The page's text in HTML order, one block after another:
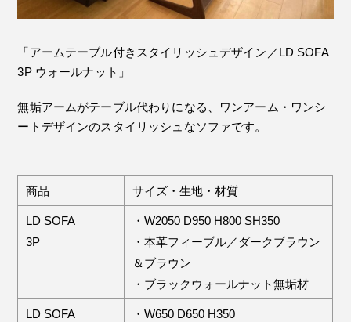
「アームテーブル付きスタイリッシュデザイン／LD SOFA
3P ウォールナット」
無垢アームがテーブル代わりになる、ワンアーム・ワンシ
ートデザインのスタイリッシュなソファです。
商品 サイズ・生地・材質
LD SOFA
3P
・W2050 D950 H800 SH350
・本革フィーブル／ダークブラウン
＆ブラウン
・ブラックウォールナット無垢材
LD SOFA
・W650 D650 H350